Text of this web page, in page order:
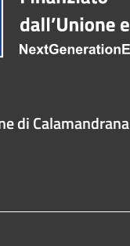
di Calamandrana